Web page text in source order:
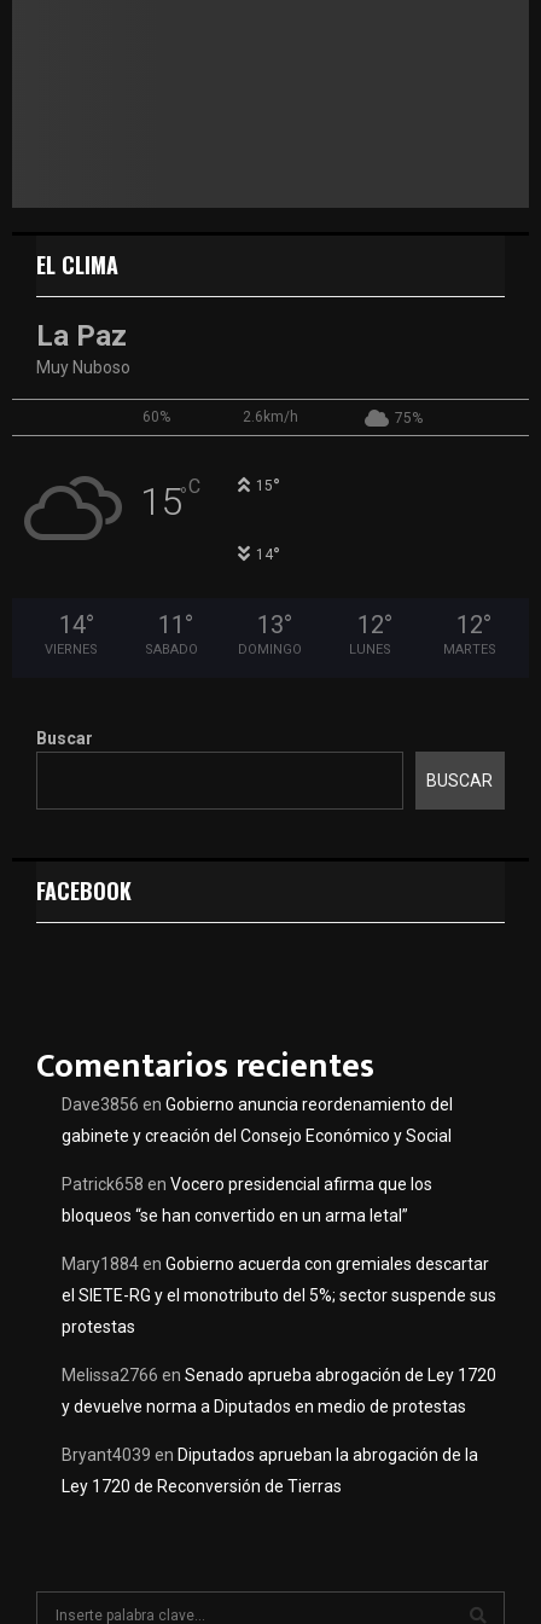
EL CLIMA
La Paz
Muy Nuboso
60% 2.6km/h 75%
15°C 15°
14°
14°
VIERNES
11 °
SABADO
13°
DOMINGO
12°
LUNES
12°
MARTES
Buscar
BUSCAR
FACEBOOK
Comentarios recientes
Dave3856 en Gobierno anuncia reordenamiento del
gabinete y creación del Consejo Económico y Social
Patrick658 en Vocero presidencial afirma que los
bloqueos “se han convertido en un arma letal”
Mary1884en Gobierno acuerda con gremiales descartar
el SIETE-RG y el monotributo del 5%; sector suspende sus
protestas
Melissa2766 en Senado aprueba abrogación de Ley 1720
y devuelve norma a Diputados en medio de protestas
Bryant4039 en Diputados aprueban la abrogación de la
Ley 1720 de Reconversión de Tierras